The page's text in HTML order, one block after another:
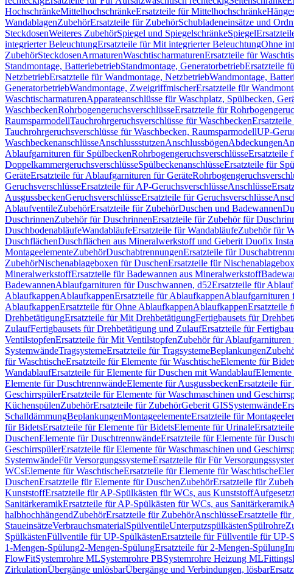
HochschränkeMittelhochschränkeErsatzteile für Mittelhochschränke
WandablagenZubehörErsatzteile für ZubehörSchubladeneinsätze und
SteckdosenWeiteres ZubehörSpiegel und SpiegelschränkeSpiegel
integrierter BeleuchtungErsatzteile für Mit integrierter BeleuchtungOhne
ZubehörSteckdosenArmaturenWaschtischarmaturenErsatzteile für
Standmontage, BatteriebetriebStandmontage, GeneratorbetriebErsatzteile
NetzbetriebErsatzteile für Wandmontage, NetzbetriebWandmontage,
GeneratorbetriebWandmontage, ZweigriffmischerErsatzteile für
WaschtischarmaturenApparateanschlüsse für Waschplatz, Spülbecken,
WaschbeckenRohrbogengeruchsverschlüsseErsatzteile für
RaumsparmodellTauchrohrgeruchsverschlüsse für Waschbecken
Tauchrohrgeruchsverschlüsse für Waschbecken, RaumsparmodellUP-
WaschbeckenanschlüsseAnschlussstutzenAnschlussbögenAbdeckungen
Ablaufgarnituren für SpülbeckenRohrbogengeruchsverschlüsseErsatzteile
DoppelkammergeruchsverschlüsseSpülbeckenanschlüsseErsatzteile für
GeräteErsatzteile für Ablaufgarnituren für Geräte
GeruchsverschlüsseErsatzteile für AP-GeruchsverschlüsseAnschlüsse
AusgussbeckenGeruchsverschlüsseErsatzteile für Geruchsverschlüsse
AblaufventileZubehörErsatzteile für ZubehörDuschen und Badewannen
DuschrinnenZubehör für DuschrinnenErsatzteile für Zubehör für
DuschbodenabläufeWandabläufeErsatzteile für WandabläufeZubehör für
DuschflächenDuschflächen aus Mineralwerkstoff und Geberit Duofix
MontageelementeZubehörDuschabtrennungenErsatzteile für
ZubehörNischenablageboxen für DuschenErsatzteile für
MineralwerkstoffErsatzteile für Badewannen aus Mineralwerkstoff
BadewannenAblaufgarnituren für Duschwannen, d52Ersatzteile für
AblaufkappenAblaufkappenErsatzteile für AblaufkappenAblaufgarnituren
AblaufkappenErsatzteile für Ohne AblaufkappenAblaufkappenErsatzteile
DrehbetätigungErsatzteile für Mit DrehbetätigungFertigbausets für
ZulaufFertigbausets für Drehbetätigung und ZulaufErsatzteile für
VentilstopfenErsatzteile für Mit VentilstopfenZubehör für Ablaufgarnituren
SystemwändeTragsystemeErsatzteile für TragsystemeBeplankungen
für WaschtischeErsatzteile für Elemente für WaschtischeElemente für
WandablaufErsatzteile für Elemente für Duschen mit Wandablauf
Elemente für DuschtrennwändeElemente für AusgussbeckenErsatzteile für
GeschirrspülerErsatzteile für Elemente für Waschmaschinen und
KüchenspülenZubehörErsatzteile für ZubehörGeberit GISSystemwände
SchalldämmungBeplankungenMontageelementeErsatzteile für
für BidetsErsatzteile für Elemente für BidetsElemente für Urinale
DuschenElemente für DuschtrennwändeErsatzteile für Elemente für
GeschirrspülerErsatzteile für Elemente für Waschmaschinen und
SystemwändeFür VersorgungssystemeErsatzteile für Für
WCsElemente für WaschtischeErsatzteile für Elemente für Waschtische
DuschenErsatzteile für Elemente für DuschenZubehörErsatzteile für
KunststoffErsatzteile für AP-Spülkästen für WCs, aus KunststoffAufgesetzt
SanitärkeramikErsatzteile für AP-Spülkästen für WCs, aus Sanitärkeramik
halbhochhängendZubehörErsatzteile für ZubehörAnschlüsseErsatzteile für
StaueinsätzeVerbrauchsmaterialSpülventileUnterputzspülkästenSpülrohre
SpülkästenFüllventile für UP-SpülkästenErsatzteile für Füllventile für UP-
1-Mengen-Spülung2-Mengen-SpülungErsatzteile für 2-Mengen-Spülung
FlowFitSystemrohre MLSystemrohre PBSystemrohre Heizung MLFittings
ZirkulationÜbergänge unlösbarÜbergänge und Verbindungen, lösbar